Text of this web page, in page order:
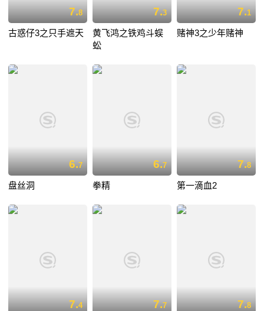
7.8
古惑仔3之只手遮天
7.3
黄飞鸿之铁鸡斗蜈
蚣
7.1
赌神3之少年赌神
6.7
盘丝洞
6.7
拳精
7.8
第一滴血2
7.4 7.7 7.8